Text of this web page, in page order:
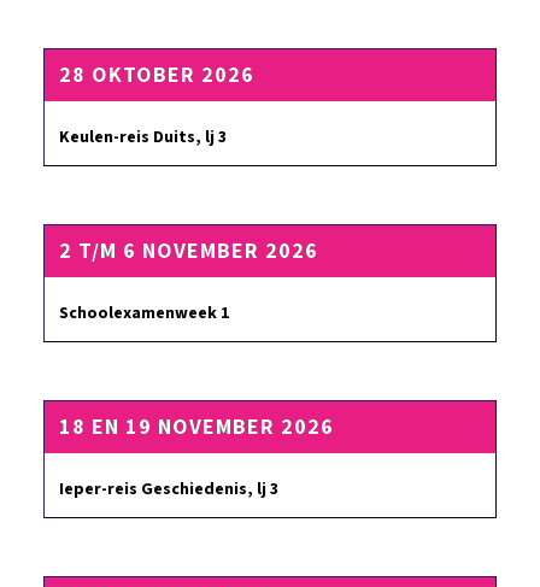
28 OKTOBER 2026
Keulen-reis Duits, lj 3
2 T/M 6 NOVEMBER 2026
Schoolexamenweek 1
18 EN 19 NOVEMBER 2026
Ieper-reis Geschiedenis, lj 3